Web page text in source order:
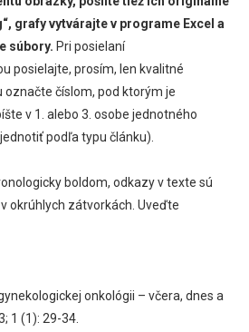
grafy vytvárajte v programe Excel a
súbory. Pri posielaní
posielajte, prosím, len kvalitné
označte číslom, pod ktorým je
v 1. alebo 3. osobe jednotného
podľa typu článku).
boldom, odkazy v texte sú
okrúhlych zátvorkách. Uveďte
onkológii – včera, dnes a
1 (1): 29-34.